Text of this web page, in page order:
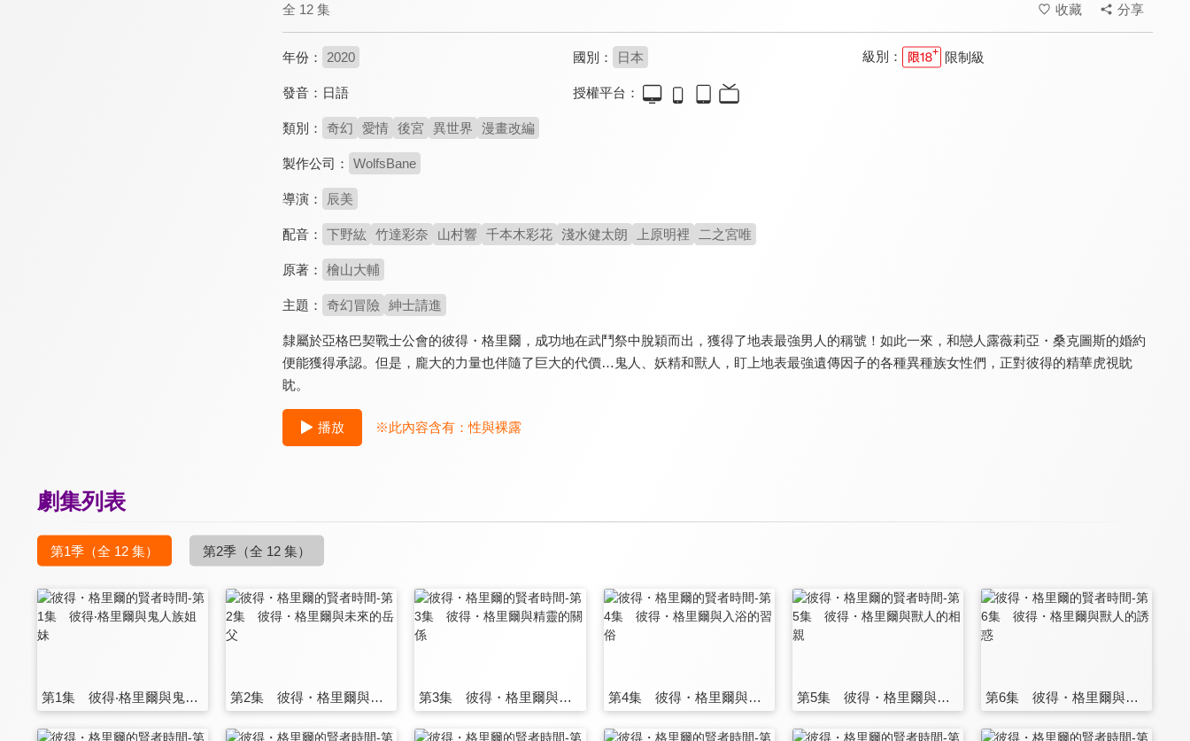
8.0
不道德公會
全 12 集
9.0
夢幻遊戲 OVA(中文版)
全 13 集
9.0
夢幻遊戲
全 52 集
全 12 集 收藏 分享
年份： 2020 國別： 日本 級別： 限制級
發音： 日語 授權平台：
類別： 奇幻 愛情 後宮 異世界 漫畫改編
製作公司： WolfsBane
導演： 辰美
配音： 下野紘 竹達彩奈 山村響 千本木彩花 淺水健太朗 上原明裡 二之宮唯
原著： 檜山大輔
主題： 奇幻冒險 紳士請進
隸屬於亞格巴契戰士公會的彼得・格里爾，成功地在武鬥祭中脫穎而出，獲得了地表最強男人的稱號！如此一來，和戀人露薇莉亞・桑克圖斯的婚約
便能獲得承認。但是，龐大的力量也伴隨了巨大的代價…鬼人、妖精和獸人，盯上地表最強遺傳因子的各種異種族女性們，正對彼得的精華虎視眈
眈。
播放 ※此內容含有：性與裸露
劇集列表
第1季 （全 12 集） 第2季 （全 12 集）
第1集 彼得‧格里爾與鬼人族姐妹 第2集 彼得・格里爾與未來的岳父 第3集 彼得・格里爾與精靈的關係 第4集 彼得・格里爾與入浴的習俗 第5集 彼得・格里爾與獸人的相親 第6集 彼得・格里爾與獸人的誘惑